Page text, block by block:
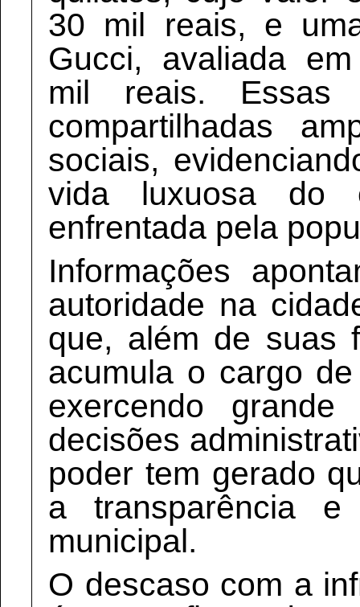
30 mil reais, e
Gucci, avaliada
mil reais. Essas
compartilhadas
sociais,
vida luxuosa do
enfrentada pela
Informações
autoridade na
que, além de suas
acumula o cargo
exercendo
decisões
poder tem gerado
a transparência
municipal.
O descaso com a